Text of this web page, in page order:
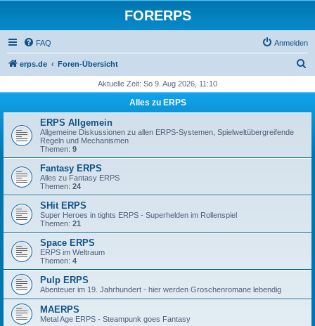
FORERPS
FAQ Anmelden
erps.de Foren-Übersicht
h
Aktuelle Zeit: So 9. Aug 2026, 11:10
Alles zu ERPS
ERPS Allgemein
Allgemeine Diskussionen zu allen ERPS-Systemen, Spielweltübergreifende
Regeln und Mechanismen
Themen: 9
Fantasy ERPS
Alles zu Fantasy ERPS
Themen: 24
SHit ERPS
Super Heroes in tights ERPS - Superhelden im Rollenspiel
Themen: 21
Space ERPS
ERPS im Weltraum
Themen: 4
Pulp ERPS
Abenteuer im 19. Jahrhundert - hier werden Groschenromane lebendig
MAERPS
Metal Age ERPS - Steampunk goes Fantasy